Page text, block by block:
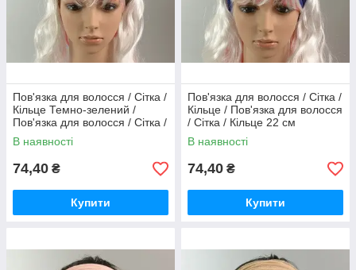
Оформление
заказа
Обробка та дзвінок
менеджера
Узгодження доставки
та оплати
Пов'язка для волосся / Сітка /
Кільце Темно-зелений /
Пов'язка для волосся / Сітка /
Кільце Темно-зелений 22 см
В наявності
74,40 ₴
Купити
Пов'язка для волосся / Сітка /
Кільце / Пов'язка для волосся
/ Сітка / Кільце 22 см
В наявності
74,40 ₴
Купити